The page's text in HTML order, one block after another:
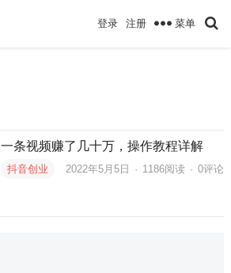
登录 注册 菜单
一条视频赚了几十万，操作教程详解
抖音创业 2022年5月5日 · 1186阅读 · 0评论